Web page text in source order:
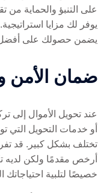
يوفر لك مزايا
يضمن حصولك على أفضل
ضمان الأمن
عند تحويل الأموال إلى
أو خدمات التحويل التي
تختلف بشكل كبير. قد
خصيصًا لتلبية